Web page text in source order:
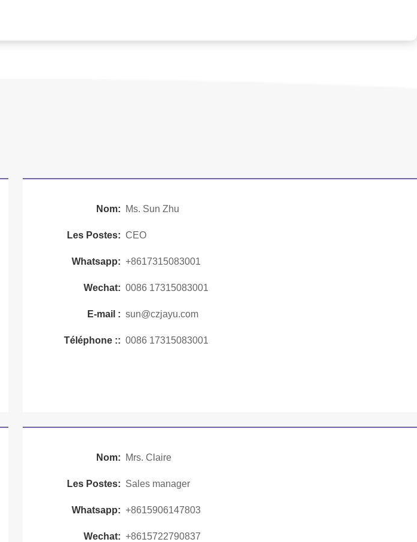
Nom: Ms. Sun Zhu
Les Postes: CEO
Whatsapp: +8617315083001
Wechat: 0086 17315083001
E-mail : sun@czjayu.com
Téléphone :: 0086 17315083001
Nom: Mrs. Claire
Les Postes: Sales manager
Whatsapp: +8615906147803
Wechat: +8615722790837